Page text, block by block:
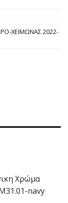
ΧΕΙΜΩΝΑΣ 2022-
Χρώμα
navy